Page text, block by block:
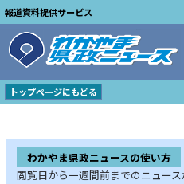
報道資料提供サービス
トップページにもどる
わかやま県政ニュースの使い方
閲覧日から一週間前までのニュース